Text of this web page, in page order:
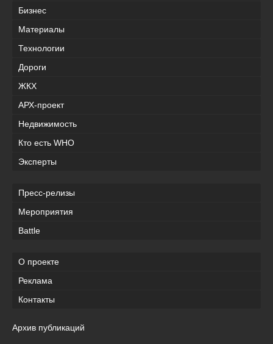
Бизнес
Материалы
Технологии
Дороги
ЖКХ
АРХ-проект
Недвижимость
Кто есть WHO
Эксперты
Пресс-релизы
Мероприятия
Battle
О проекте
Реклама
Контакты
Архив публикаций